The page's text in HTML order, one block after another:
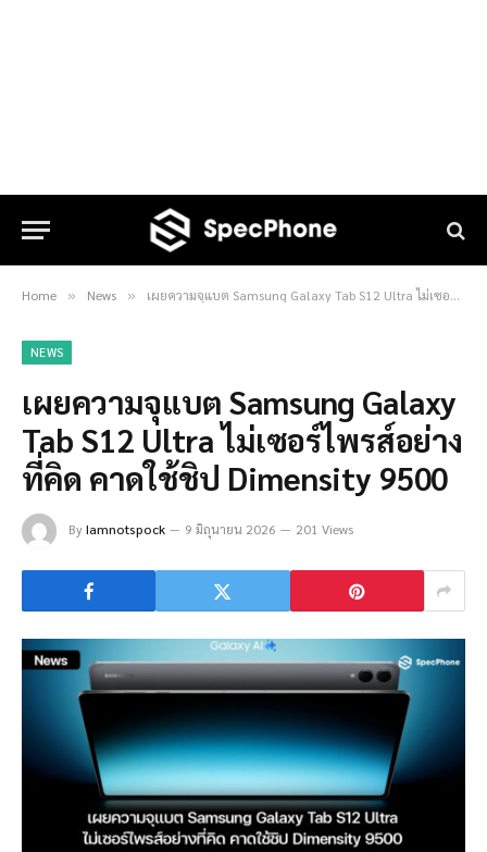
Home » News » เผยความจุแบต Samsung Galaxy Tab S12 Ultra ไม่เซอร์ไพรส์อย่างที่คิด คาดใช้ชิป Dimensity 9500
NEWS
เผยความจุแบต Samsung Galaxy
Tab S12 Ultra ไม่เซอร์ไพรส์อย่าง
ที่คิด คาดใช้ชิป Dimensity 9500
ByIamnotspock 9 มิถุนายน 2026 201 Views